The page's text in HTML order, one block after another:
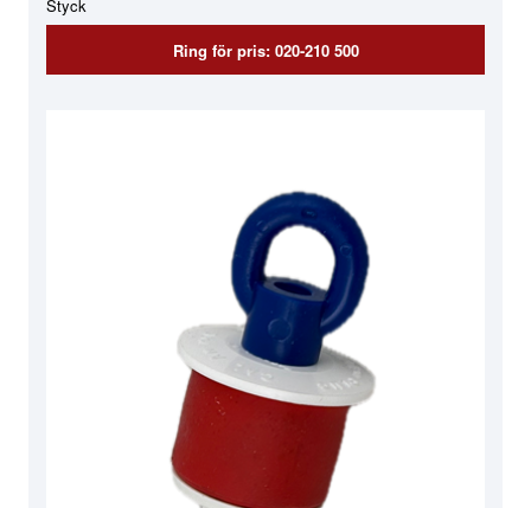
Styck
Ring för pris: 020-210 500